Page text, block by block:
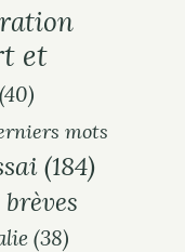
et
(40)
mots
(184)
(38)